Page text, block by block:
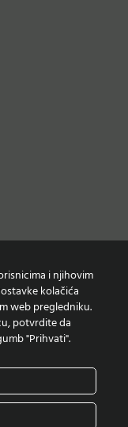
i njihovim
kolačića
web pregledniku.
potvrdite da
"Prihvati".